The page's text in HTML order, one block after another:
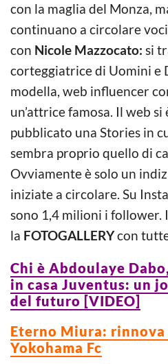
con la maglia del Monza,
continuano a circolare
con Nicole Mazzocato: si
corteggiatrice di Uomini e
modella, web influencer
un’attrice famosa. Il web
pubblicato una Stories in
sembra proprio quello di
Ovviamente è solo un
iniziate a circolare. Su
sono 1,4 milioni i follower.
la FOTOGALLERYcon
Chi è Abdoulaye
in casa Juventus: un
del futuro [VIDEO]
Eterno Miura: rinnova
Yokohama Fc